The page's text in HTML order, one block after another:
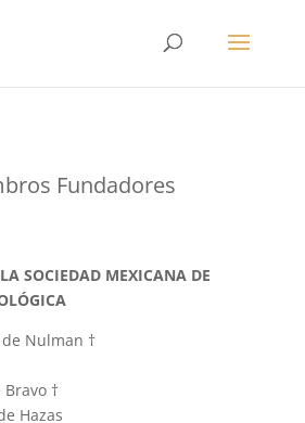
Fundadores
SOCIEDAD MEXICANA DE
Nulman †
†
Hazas